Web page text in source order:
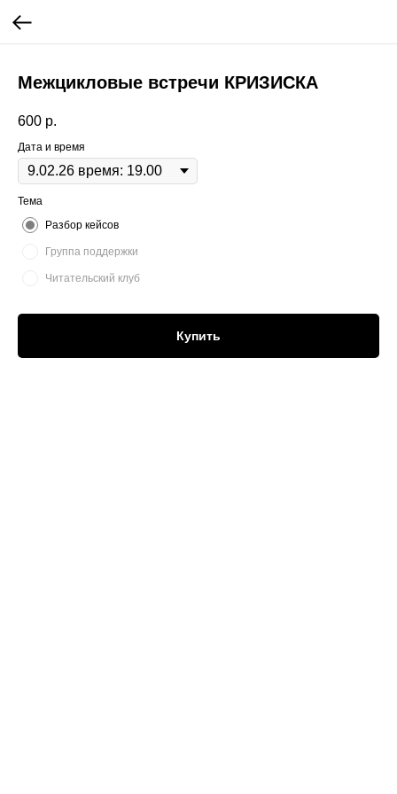
Межцикловые встречи КРИЗИСКА
600 р.
Дата и время
Тема
Разбор кейсов
Группа поддержки
Читательский клуб
Купить